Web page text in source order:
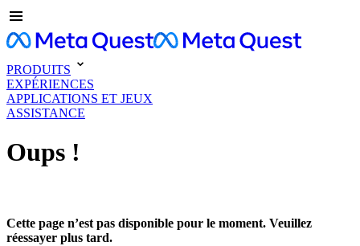
PRODUITS
EXPÉRIENCES
APPLICATIONS ET JEUX
ASSISTANCE
Oups !
Cette page n’est pas disponible pour le moment. Veuillez
réessayer plus tard.